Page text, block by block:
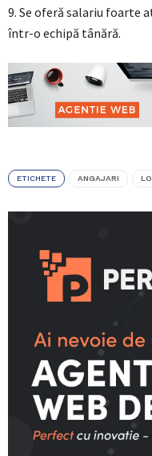
9. Se oferă salariu foarte
într-o echipă tânără.
ETICHETE ANGAJARI